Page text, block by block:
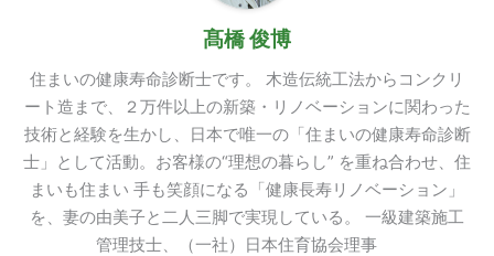
髙橋 俊博
住まいの健康寿命診断士です。 木造伝統工法からコンクリ
ート造まで、２万件以上の新築・リノベーションに関わった
技術と経験を生かし、日本で唯一の「住まいの健康寿命診断
士」として活動。お客様の“理想の暮らし” を重ね合わせ、住
まいも住まい 手も笑顔になる「健康長寿リノベーション」
を、妻の由美子と二人三脚で実現している。 一級建築施工
管理技士、（一社）日本住育協会理事